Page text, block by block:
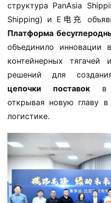
структура PanAsia
Shipping) и E电充
Платформа
объединило инновации
контейнерных тягачей
решений для
цепочки поставок​
в
открывая новую главу
логистике.